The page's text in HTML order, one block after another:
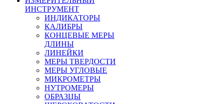
ИНСТРУМЕНТ
ИНДИКАТОРЫ
КАЛИБРЫ
КОНЦЕВЫЕ МЕРЫ
ДЛИНЫ
ЛИНЕЙКИ
МЕРЫ ТВЕРДОСТИ
МЕРЫ УГЛОВЫЕ
МИКРОМЕТРЫ
НУТРОМЕРЫ
ОБРАЗЦЫ